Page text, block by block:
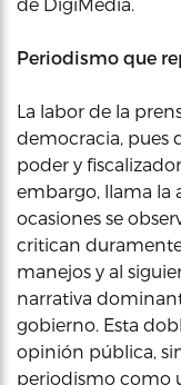
Periodismo que
La labor de la
democracia, pues
poder y
embargo, llama la
ocasiones se
critican
manejos y al
narrativa
gobierno. Esta
opinión pública,
periodismo como